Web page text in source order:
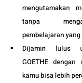
mengutamakan
tanpa
pembelajaran
Dijamin lulus
GOETHE
kamu bisa lebih